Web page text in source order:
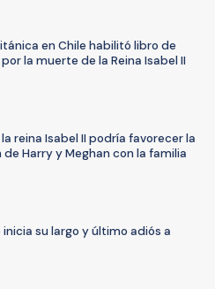
en Chile habilitó libro de
la muerte de la Reina Isabel II
reina Isabel II podría favorecer la
Harry y Meghan con la familia
inicia su largo y último adiós a